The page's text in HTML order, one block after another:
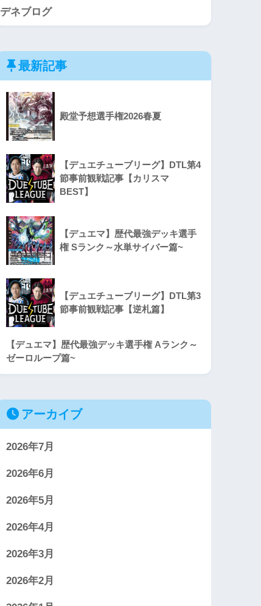
デネブログ
最新記事
殿堂予想選手権2026春夏
【デュエチューブリーグ】DTL第4
節事前観戦記事【カリスマ
BEST】
【デュエマ】歴代最強デッキ選手
権 Sランク～水単サイバー篇~
【デュエチューブリーグ】DTL第3
節事前観戦記事【逆札篇】
【デュエマ】歴代最強デッキ選手権 Aランク～
ゼーロループ篇~
アーカイブ
2026年7月
2026年6月
2026年5月
2026年4月
2026年3月
2026年2月